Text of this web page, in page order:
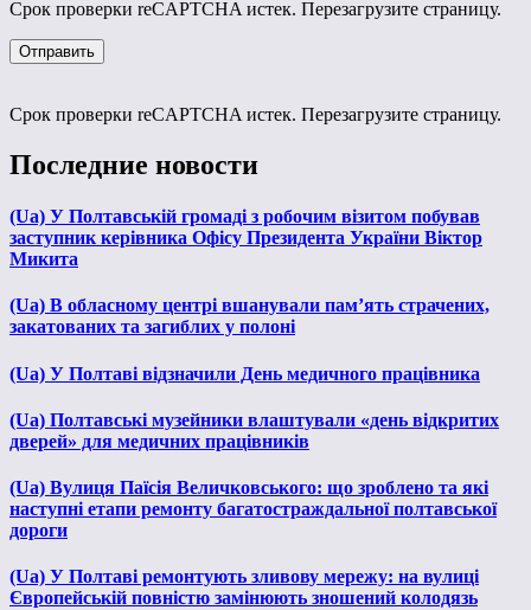
Срок проверки reCAPTCHA истек. Перезагрузите страницу.
Срок проверки reCAPTCHA истек. Перезагрузите страницу.
Последние новости
(Ua) У Полтавській громаді з робочим візитом побував
заступник керівника Офісу Президента України Віктор
Микита
(Ua) В обласному центрі вшанували пам’ять страчених,
закатованих та загиблих у полоні
(Ua) У Полтаві відзначили День медичного працівника
(Ua) Полтавські музейники влаштували «день відкритих
дверей» для медичних працівників
(Ua) Вулиця Паїсія Величковського: що зроблено та які
наступні етапи ремонту багатостраждальної полтавської
дороги
(Ua) У Полтаві ремонтують зливову мережу: на вулиці
Європейській повністю замінюють зношений колодязь